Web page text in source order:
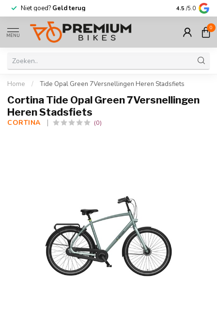
Niet goed? Geld terug Meer dan
4.5 /5.0
MENU
0
Home / Tide Opal Green 7Versnellingen Heren Stadsfiets
Cortina Tide Opal Green 7Versnellingen
Heren Stadsfiets
CORTINA (0)